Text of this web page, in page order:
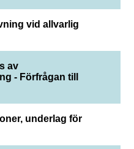
vid allvarlig
av
- Förfrågan till
underlag för